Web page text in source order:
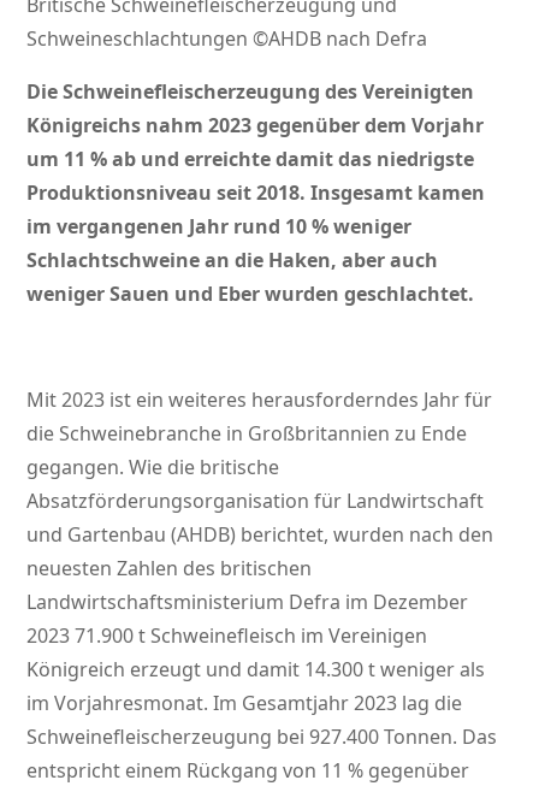
Schweineschlachtungen ©AHDB nach Defra
Die Schweinefleischerzeugung des Vereinigten
Königreichs nahm 2023 gegenüber dem Vorjahr
um 11 % ab und erreichte damit das niedrigste
Produktionsniveau seit 2018. Insgesamt kamen
im vergangenen Jahr rund 10 % weniger
Schlachtschweine an die Haken, aber auch
weniger Sauen und Eber wurden geschlachtet.
Mit 2023 ist ein weiteres herausforderndes Jahr für
die Schweinebranche in Großbritannien zu Ende
gegangen. Wie die britische
Absatzförderungsorganisation für Landwirtschaft
und Gartenbau (AHDB) berichtet, wurden nach den
neuesten Zahlen des britischen
Landwirtschaftsministerium Defra im Dezember
2023 71.900 t Schweinefleisch im Vereinigen
Königreich erzeugt und damit 14.300 t weniger als
im Vorjahresmonat. Im Gesamtjahr 2023 lag die
Schweinefleischerzeugung bei 927.400 Tonnen. Das
entspricht einem Rückgang von 11 % gegenüber